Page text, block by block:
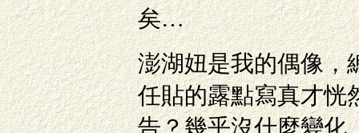
矣…
澎湖妞是我的偶像，
任貼的露點寫真才恍
告？幾乎沒什麼變化